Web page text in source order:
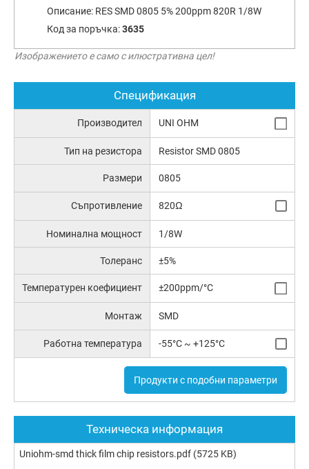
Описание: RES SMD 0805 5% 200ppm 820R 1/8W
Код за поръчка:3635
Изображението е само с илюстративна цел!
Спецификация
Производител UNI OHM
Тип на резистора Resistor SMD 0805
Размери 0805
Съпротивление 820Ω
Номинална мощност 1/8W
Толеранс ±5%
Температурен коефициент ±200ppm/°C
Монтаж SMD
Работна температура -55°C ~ +125°C
Продукти с подобни параметри
Техническа информация
Uniohm-smd thick film chip resistors.pdf (5725 KB)